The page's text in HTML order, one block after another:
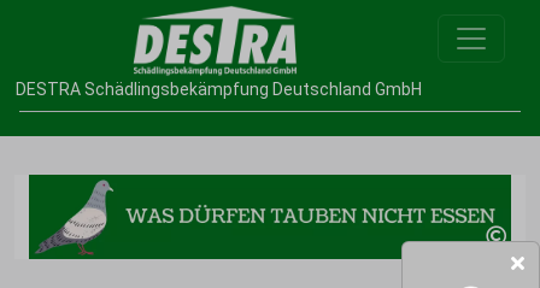
DESTRA Schädlingsbekämpfung Deutschland GmbH